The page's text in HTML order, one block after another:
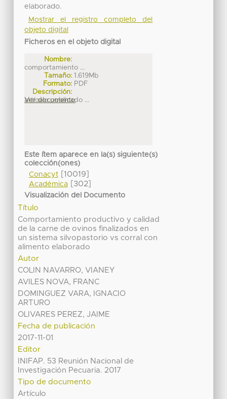
elaborado.
Mostrar el registro completo del
objeto digital
Ficheros en el objeto digital
Nombre:
comportamiento ...
Tamaño: 1.619Mb
Formato: PDF
Descripción:
artículo publicado ...
Ver documento
Este ítem aparece en la(s) siguiente(s)
colección(ones)
Conacyt[10019]
Académica[302]
Visualización del Documento
Título
Comportamiento productivo y calidad
de la carne de ovinos finalizados en
un sistema silvopastorio vs corral con
alimento elaborado
Autor
COLIN NAVARRO, VIANEY
AVILES NOVA, FRANC
DOMINGUEZ VARA, IGNACIO
ARTURO
OLIVARES PEREZ, JAIME
Fecha de publicación
2017-11-01
Editor
INIFAP. 53 Reunión Nacional de
Investigación Pecuaria. 2017
Tipo de documento
Artículo